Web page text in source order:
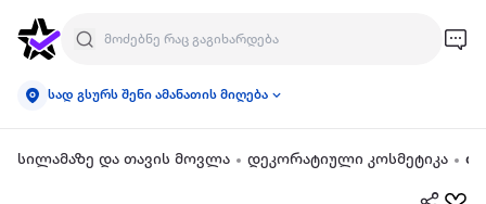
სად გსურს შენი ამანათის მიღება
სილამაზე და თავის მოვლა დეკორატიული კოსმეტიკა